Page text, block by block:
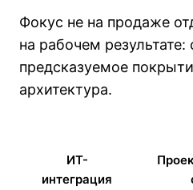
Фокус не на продаже
на рабочем результате:
предсказуемое
архитектура.
ИТ-
интеграция